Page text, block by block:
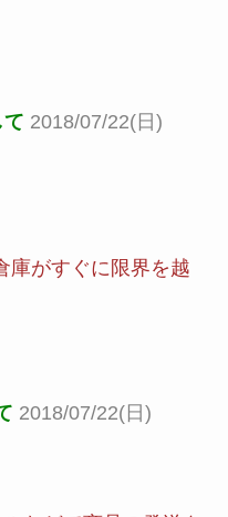
2018/07/22(日)
庫がすぐに限界を越
2018/07/22(日)